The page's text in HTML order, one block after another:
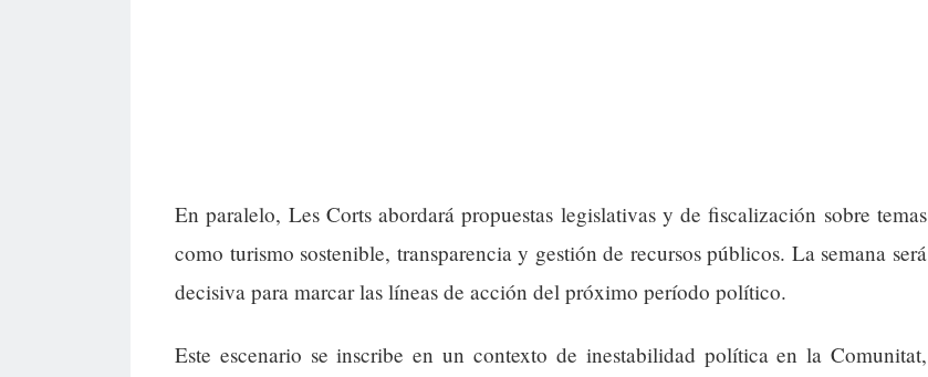
En paralelo, Les Corts abordará propuestas legislativas y de fiscalización sobre temas
como turismo sostenible, transparencia y gestión de recursos públicos. La semana será
decisiva para marcar las líneas de acción del próximo período político.
Este escenario se inscribe en un contexto de inestabilidad política en la Comunitat,